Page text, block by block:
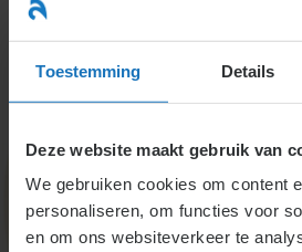
Toestemming Details
Deze website maakt gebruik van
We gebruiken cookies om content
personaliseren, om functies voor
en om ons websiteverkeer te
naar
inhoud